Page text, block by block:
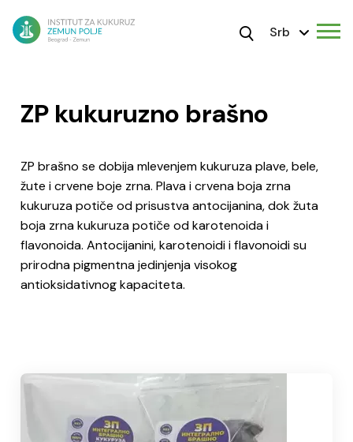
Srb
ZP kukuruzno brašno
ZP brašno se dobija mlevenjem kukuruza plave, bele,
žute i crvene boje zrna. Plava i crvena boja zrna
kukuruza potiče od prisustva antocijanina, dok žuta
boja zrna kukuruza potiče od karotenoida i
flavonoida. Antocijanini, karotenoidi i flavonoidi su
prirodna pigmentna jedinjenja visokog
antioksidativnog kapaciteta.